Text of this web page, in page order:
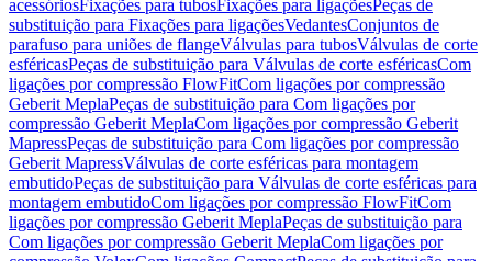
acessóriosFixações para tubosFixações para ligaçõesPeças de
substituição para Fixações para ligaçõesVedantesConjuntos de
parafuso para uniões de flangeVálvulas para tubosVálvulas de corte
esféricasPeças de substituição para Válvulas de corte esféricasCom
ligações por compressão FlowFitCom ligações por compressão
Geberit MeplaPeças de substituição para Com ligações por
compressão Geberit MeplaCom ligações por compressão Geberit
MapressPeças de substituição para Com ligações por compressão
Geberit MapressVálvulas de corte esféricas para montagem
embutidoPeças de substituição para Válvulas de corte esféricas para
montagem embutidoCom ligações por compressão FlowFitCom
ligações por compressão Geberit MeplaPeças de substituição para
Com ligações por compressão Geberit MeplaCom ligações por